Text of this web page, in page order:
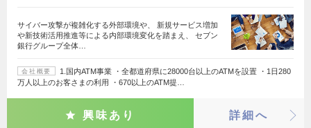
サイバー攻撃が複雑化する外部環境や、 新規サービス増加
や新技術活用推進等による内部環境変化を踏まえ、 セブン
銀行グループ全体…
会社概要
1.国内ATM事業 ・全都道府県に28000台以上のATMを設置 ・1日280
万人以上のお客さまの利用 ・670以上のATM提…
興味あり 詳細へ